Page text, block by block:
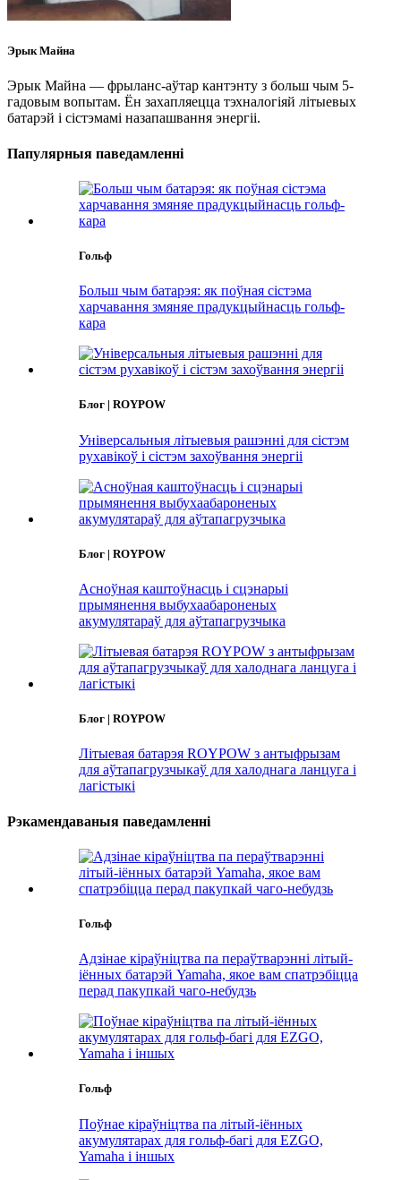
Эрык Майна
Эрык Майна — фрыланс-аўтар кантэнту з больш чым 5-
гадовым вопытам. Ён захапляецца тэхналогіяй літыевых
батарэй і сістэмамі назапашвання энергіі.
Папулярныя паведамленні
Гольф
Больш чым батарэя: як поўная сістэма
харчавання змяняе прадукцыйнасць гольф-
кара
Блог | ROYPOW
Універсальныя літыевыя рашэнні для сістэм
рухавікоў і сістэм захоўвання энергіі
Блог | ROYPOW
Асноўная каштоўнасць і сцэнарыі
прымянення выбухаабароненых
акумулятараў для аўтапагрузчыка
Блог | ROYPOW
Літыевая батарэя ROYPOW з антыфрызам
для аўтапагрузчыкаў для халоднага ланцуга і
лагістыкі
Рэкамендаваныя паведамленні
Гольф
Адзінае кіраўніцтва па пераўтварэнні літый-
іённых батарэй Yamaha, якое вам спатрэбіцца
перад пакупкай чаго-небудзь
Гольф
Поўнае кіраўніцтва па літый-іённых
акумулятарах для гольф-багі для EZGO,
Yamaha і іншых